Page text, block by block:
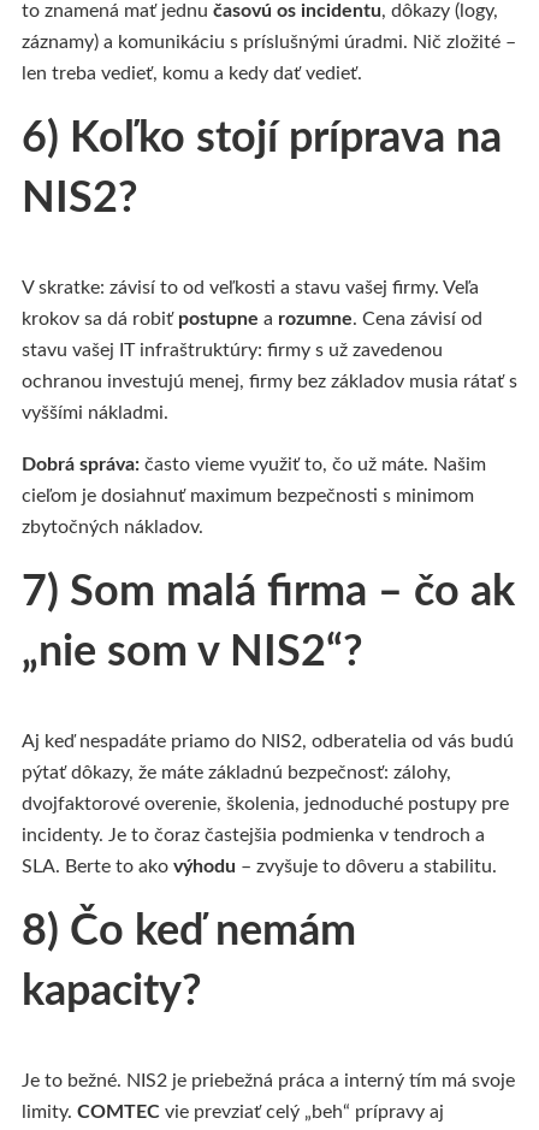
to znamená mať jednu časovú os incidentu, dôkazy (logy,
záznamy) a komunikáciu s príslušnými úradmi. Nič zložité –
len treba vedieť, komu a kedy dať vedieť.
6) Koľko stojí príprava na
NIS2?
V skratke: závisí to od veľkosti a stavu vašej firmy. Veľa
krokov sa dá robiť postupne a rozumne. Cena závisí od
stavu vašej IT infraštruktúry: firmy s už zavedenou
ochranou investujú menej, firmy bez základov musia rátať s
vyššími nákladmi.
Dobrá správa: často vieme využiť to, čo už máte. Našim
cieľom je dosiahnuť maximum bezpečnosti s minimom
zbytočných nákladov.
7) Som malá firma – čo ak
„nie som v NIS2“?
Aj keď nespadáte priamo do NIS2, odberatelia od vás budú
pýtať dôkazy, že máte základnú bezpečnosť: zálohy,
dvojfaktorové overenie, školenia, jednoduché postupy pre
incidenty. Je to čoraz častejšia podmienka v tendroch a
SLA. Berte to ako výhodu – zvyšuje to dôveru a stabilitu.
8) Čo keď nemám
kapacity?
Je to bežné. NIS2 je priebežná práca a interný tím má svoje
limity. COMTEC vie prevziať celý „beh“ prípravy aj